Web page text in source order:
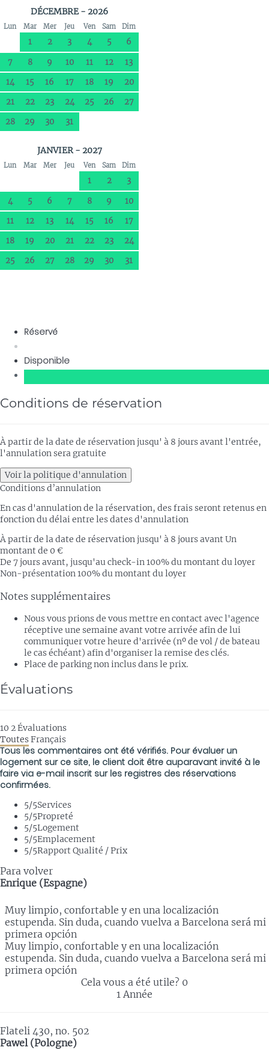
DÉCEMBRE - 2026
Lun Mar Mer Jeu Ven Sam Dim
1 2 3 4 5
6
7
8 9 10 11 12
13
14
15 16 17 18 19
20
21
22 23 24 25 26
27
28
29 30 31
JANVIER - 2027
Lun Mar Mer Jeu Ven Sam Dim
1 2
3
4
5 6 7 8 9
10
11
12 13 14 15 16
17
18
19 20 21 22 23
24
25
26 27 28 29 30 31
Réservé
Disponible
Conditions de réservation
À partir de la date de réservation jusqu' à 8 jours avant l'entrée,
l'annulation sera gratuite
Voir la politique d'annulation
Conditions d’annulation
En cas d'annulation de la réservation, des frais seront retenus en
fonction du délai entre les dates d'annulation
À partir de la date de réservation jusqu' à 8 jours avantUn
montant de 0 €
De 7 jours avant, jusqu'au check-in100% du montant du loyer
Non-présentation100% du montant du loyer
Notes supplémentaires
Nous vous prions de vous mettre en contact avec l'agence
réceptive une semaine avant votre arrivée afin de lui
communiquer votre heure d'arrivée (nº de vol / de bateau
le cas échéant) afin d'organiser la remise des clés.
Place de parking non inclus dans le prix.
Évaluations
10 2Évaluations
ToutesFrançais
Tous les commentaires ont été vérifiés. Pour évaluer un
logement sur ce site, le client doit être auparavant invité à le
faire via e-mail inscrit sur les registres des réservations
confirmées.
5/5Services
5/5Propreté
5/5Logement
5/5Emplacement
5/5Rapport Qualité / Prix
Para volver
Enrique (Espagne)
Muy limpio, confortable y en una localización
estupenda. Sin duda, cuando vuelva a Barcelona será mi
primera opción
Muy limpio, confortable y en una localización
estupenda. Sin duda, cuando vuelva a Barcelona será mi
primera opción
Cela vous a été utile? 0
1 Année
Flateli 430, no. 502
Pawel (Pologne)